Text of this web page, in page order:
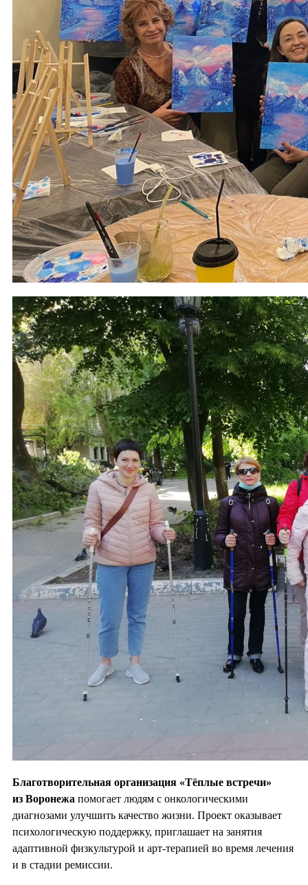
Благотворительная организация «Тёплые встречи»
из Воронежа помогает людям с онкологическими
диагнозами улучшить качество жизни. Проект оказывает
психологическую поддержку, приглашает на занятия
адаптивной физкультурой и арт-терапией во время лечения
и в стадии ремиссии.